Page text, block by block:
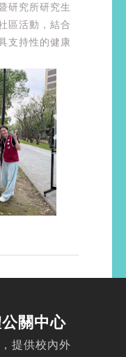
研究所研究生
區活動，結合
支持性的健康
關中心
提供校內外